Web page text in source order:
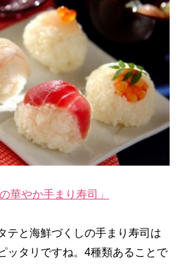
華やか手まり寿司」
テと海鮮づくしの手まり寿司は
ッタリですね。4種類あることで